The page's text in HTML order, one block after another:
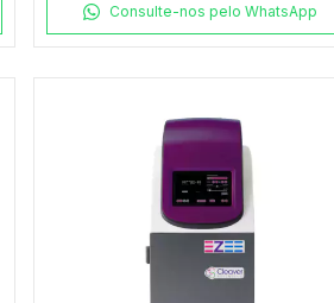
Consulte-nos pelo WhatsApp